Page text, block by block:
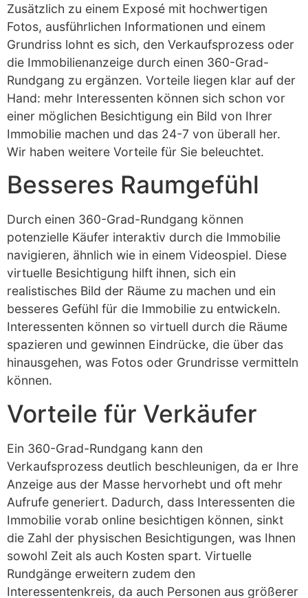
Zusätzlich zu einem Exposé mit hochwertigen
Fotos, ausführlichen Informationen und einem
Grundriss lohnt es sich, den Verkaufsprozess oder
die Immobilienanzeige durch einen 360-Grad-
Rundgang zu ergänzen. Vorteile liegen klar auf der
Hand: mehr Interessenten können sich schon vor
einer möglichen Besichtigung ein Bild von Ihrer
Immobilie machen und das 24-7 von überall her.
Wir haben weitere Vorteile für Sie beleuchtet.
Besseres Raumgefühl
Durch einen 360-Grad-Rundgang können
potenzielle Käufer interaktiv durch die Immobilie
navigieren, ähnlich wie in einem Videospiel. Diese
virtuelle Besichtigung hilft ihnen, sich ein
realistisches Bild der Räume zu machen und ein
besseres Gefühl für die Immobilie zu entwickeln.
Interessenten können so virtuell durch die Räume
spazieren und gewinnen Eindrücke, die über das
hinausgehen, was Fotos oder Grundrisse vermitteln
können.
Vorteile für Verkäufer
Ein 360-Grad-Rundgang kann den
Verkaufsprozess deutlich beschleunigen, da er Ihre
Anzeige aus der Masse hervorhebt und oft mehr
Aufrufe generiert. Dadurch, dass Interessenten die
Immobilie vorab online besichtigen können, sinkt
die Zahl der physischen Besichtigungen, was Ihnen
sowohl Zeit als auch Kosten spart. Virtuelle
Rundgänge erweitern zudem den
Interessentenkreis, da auch Personen aus größerer